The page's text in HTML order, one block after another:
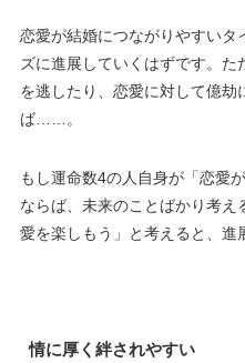
恋愛が結婚につながりやすいタ
ズに進展していくはずです。た
を逃したり、恋愛に対して億劫
ば……。
もし運命数4の人自身が「恋愛
ならば、未来のことばかり考
愛を楽しもう」と考えると、進
情に厚く絆されやすい